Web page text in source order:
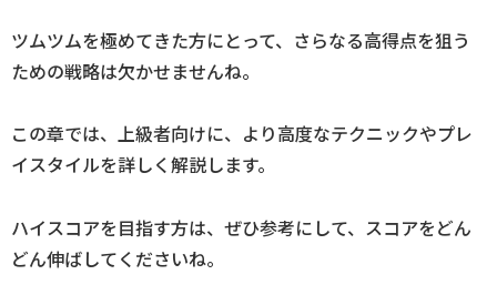
ツムツムを極めてきた方にとって、さらなる高得点を狙う
ための戦略は欠かせませんね。
この章では、上級者向けに、より高度なテクニックやプレ
イスタイルを詳しく解説します。
ハイスコアを目指す方は、ぜひ参考にして、スコアをどん
どん伸ばしてくださいね。